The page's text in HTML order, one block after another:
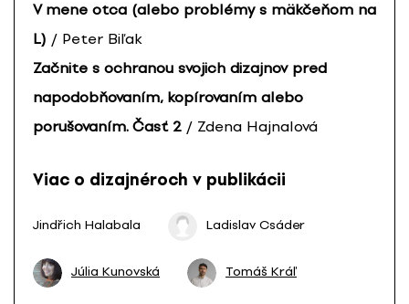
V mene otca (alebo problémy s mäkčeňom na
L) / Peter Biľak
Začnite s ochranou svojich dizajnov pred
napodobňovaním, kopírovaním alebo
porušovaním. Časť 2 / Zdena Hajnalová
Viac o dizajnéroch v publikácii
Jindřich Halabala Ladislav Csáder
Júlia Kunovská Tomáš Kráľ